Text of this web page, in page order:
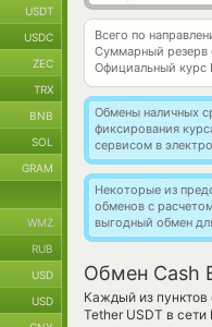
Всего по
Суммарный резерв
Официальный курс
Обмены наличных
фиксирования
сервисом в
Некоторые из
обменов с
выгодный обмен
Обмен Cash
Каждый из пунктов
Tether USDT в
USDT
USDC
ZEC
TRX
BNB
SOL
GRAM
WMZ
RUB
USD
USD